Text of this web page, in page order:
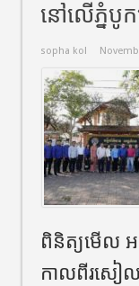
នៅលើភ្នំបូ
sopha kol
ពិនិត្យមើល អ
កាលពីរសៀល